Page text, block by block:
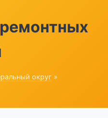
округ »